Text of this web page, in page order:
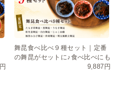
舞昆食べ比べ９種セット｜定番
の舞昆がセットに♪食べ比べにも
9,887円